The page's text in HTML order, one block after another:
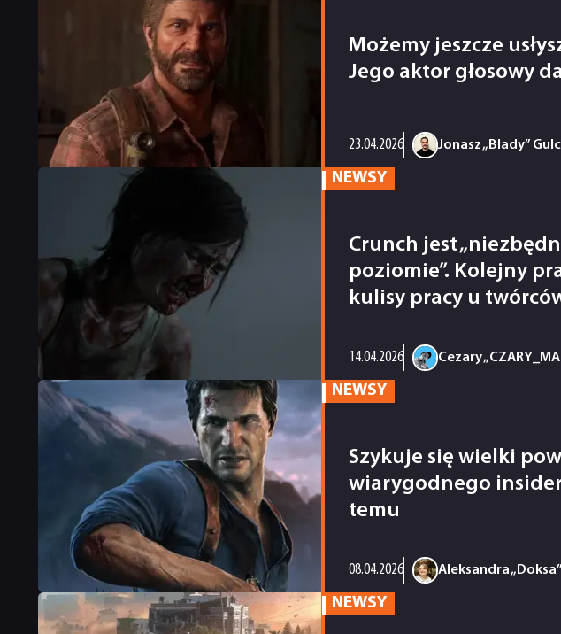
Możemy jeszcze
Jego aktor głosowy
23.04.2026 Jonasz „Blady”
NEWSY
Crunch jest
poziomie”. Kolejny
kulisy pracy u
14.04.2026 Cezary
NEWSY
Szykuje się wielki
wiarygodnego
temu
08.04.2026 Aleksandra
NEWSY